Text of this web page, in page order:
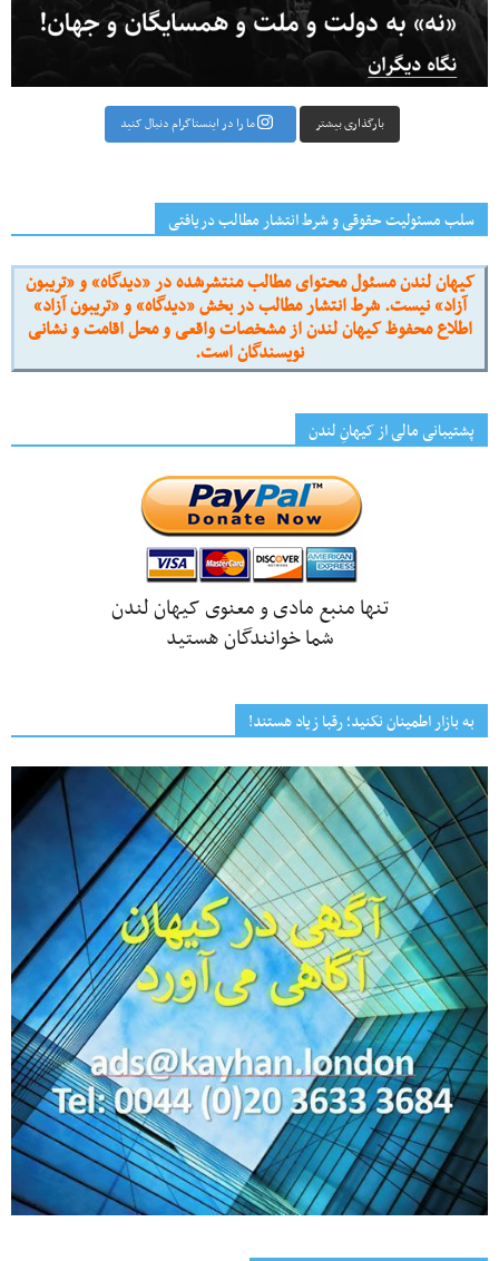
بارگذاری بیشتر ما را در اینستاگرام دنبال کنید
سلب مسئولیت حقوقی و شرط انتشار مطالب دریافتی
کیهان لندن مسئول محتوای مطالب منتشرشده در «دیدگاه» و «تریبون
آزاد» نیست. شرط انتشار مطالب در بخش «دیدگاه» و «تریبون آزاد»
اطلاع محفوظ کیهان لندن از مشخصات واقعی و محل اقامت و نشانی
نویسندگان است.
پشتیبانی مالی از کیهانِ لندن
تنها منبع مادی و معنوی کیهان لندن
شما خوانندگان هستید
به بازار اطمینان نکنید؛ رقبا زیاد هستند!